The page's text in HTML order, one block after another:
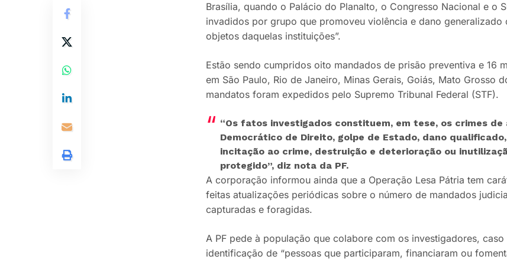
Brasília, quando o Palácio do Planalto, o Congresso Nacional e o
invadidos por grupo que promoveu violência e dano generalizado
objetos daquelas instituições”.
Estão sendo cumpridos oito mandados de prisão preventiva e 16
em São Paulo, Rio de Janeiro, Minas Gerais, Goiás, Mato Grosso
mandatos foram expedidos pelo Supremo Tribunal Federal (STF).
“Os fatos investigados constituem, em tese, os crimes
Democrático de Direito, golpe de Estado, dano
incitação ao crime, destruição e deterioração ou
protegido”, diz nota da PF.
A corporação informou ainda que a Operação Lesa Pátria tem
feitas atualizações periódicas sobre o número de mandados
capturadas e foragidas.
A PF pede à população que colabore com os investigadores,
identificação de “pessoas que participaram, financiaram ou